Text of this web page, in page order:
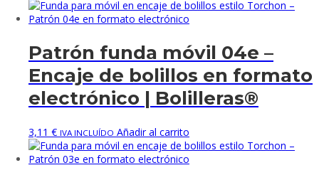
Patrón funda móvil 04e –
Encaje de bolillos en formato
electrónico | Bolilleras®
3,11 € IVA INCLUÍDO Añadir al carrito